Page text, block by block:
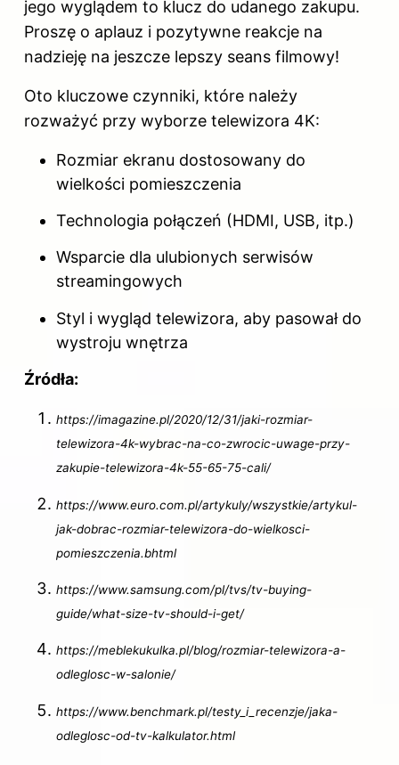
jego wyglądem to klucz do udanego zakupu.
Proszę o aplauz i pozytywne reakcje na
nadzieję na jeszcze lepszy seans filmowy!
Oto kluczowe czynniki, które należy
rozważyć przy wyborze telewizora 4K:
Rozmiar ekranu dostosowany do
wielkości pomieszczenia
Technologia połączeń (HDMI, USB, itp.)
Wsparcie dla ulubionych serwisów
streamingowych
Styl i wygląd telewizora, aby pasował do
wystroju wnętrza
Źródła:
https://imagazine.pl/2020/12/31/jaki-rozmiar-
telewizora-4k-wybrac-na-co-zwrocic-uwage-przy-
zakupie-telewizora-4k-55-65-75-cali/
https://www.euro.com.pl/artykuly/wszystkie/artykul-
jak-dobrac-rozmiar-telewizora-do-wielkosci-
pomieszczenia.bhtml
https://www.samsung.com/pl/tvs/tv-buying-
guide/what-size-tv-should-i-get/
https://meblekukulka.pl/blog/rozmiar-telewizora-a-
odleglosc-w-salonie/
https://www.benchmark.pl/testy_i_recenzje/jaka-
odleglosc-od-tv-kalkulator.html